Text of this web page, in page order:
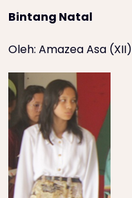
Bintang Natal
Oleh: Amazea Asa (XII)